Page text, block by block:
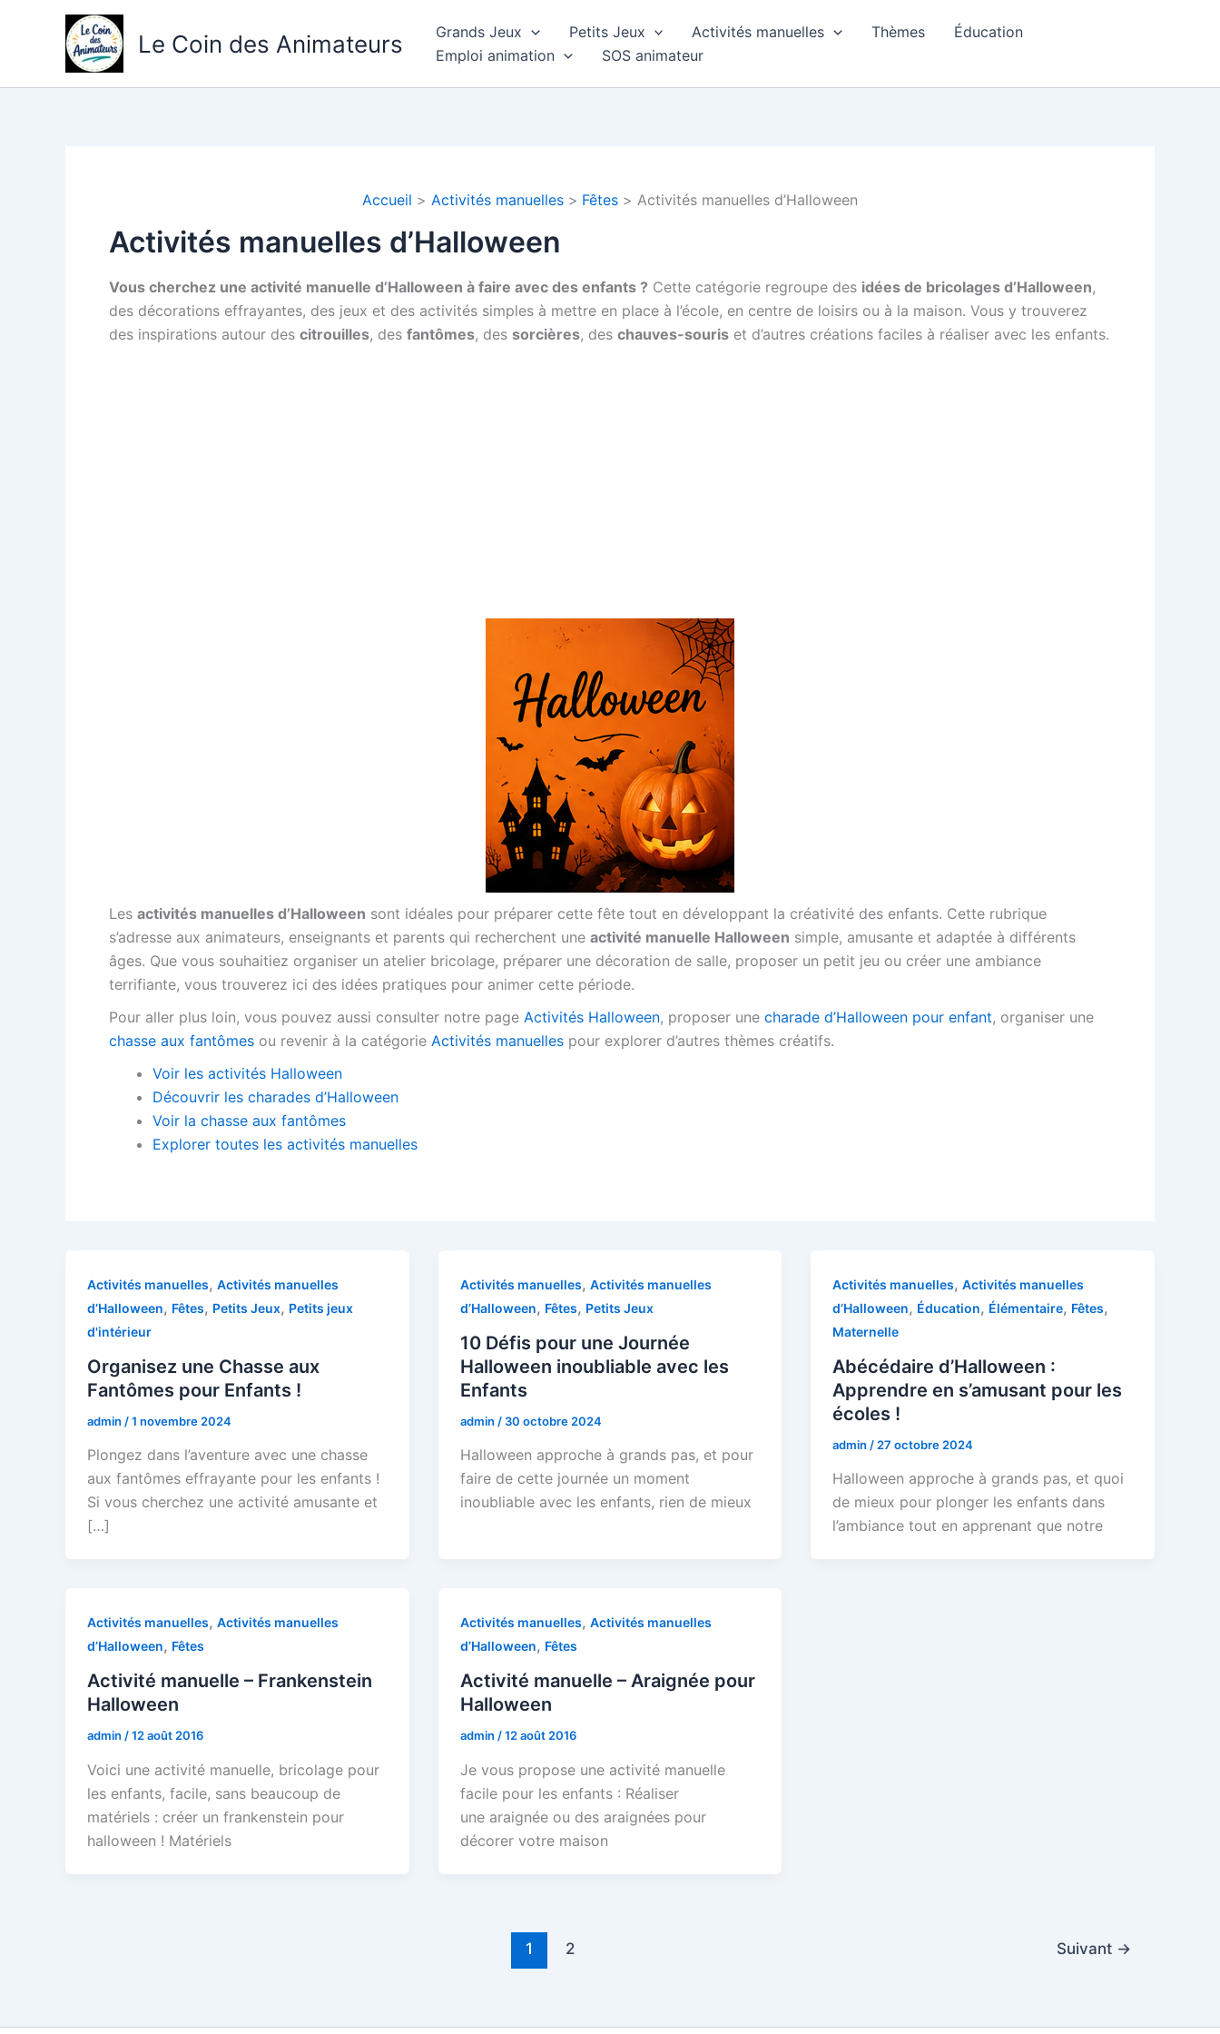
Le Coin des Animateurs Grands Jeux Petits Jeux Activités manuelles Thèmes
Éducation
Emploi animation
SOS animateur
Accueil Activités manuelles Fêtes Activités manuelles d’Halloween
Activités manuelles d’Halloween
Vous cherchez une activité manuelle d’Halloween à faire avec des enfants ? Cette catégorie regroupe des idées de bricolages d’Halloween,
des décorations effrayantes, des jeux et des activités simples à mettre en place à l’école, en centre de loisirs ou à la maison. Vous y trouverez
des inspirations autour des citrouilles, des fantômes, des sorcières, des chauves-souris et d’autres créations faciles à réaliser avec les enfants.
Les activités manuelles d’Halloween sont idéales pour préparer cette fête tout en développant la créativité des enfants. Cette rubrique
s’adresse aux animateurs, enseignants et parents qui recherchent une activité manuelle Halloween simple, amusante et adaptée à différents
âges. Que vous souhaitiez organiser un atelier bricolage, préparer une décoration de salle, proposer un petit jeu ou créer une ambiance
terrifiante, vous trouverez ici des idées pratiques pour animer cette période.
Pour aller plus loin, vous pouvez aussi consulter notre page Activités Halloween, proposer une charade d’Halloween pour enfant, organiser une
chasse aux fantômes ou revenir à la catégorie Activités manuelles pour explorer d’autres thèmes créatifs.
Voir les activités Halloween
Découvrir les charades d’Halloween
Voir la chasse aux fantômes
Explorer toutes les activités manuelles
Activités manuelles, Activités manuelles
d’Halloween, Fêtes, Petits Jeux, Petits jeux
d'intérieur
Organisez une Chasse aux
Fantômes pour Enfants !
admin /1 novembre 2024
Plongez dans l’aventure avec une chasse
aux fantômes effrayante pour les enfants !
Si vous cherchez une activité amusante et
[…]
Activités manuelles, Activités manuelles
d’Halloween, Fêtes, Petits Jeux
10 Défis pour une Journée
Halloween inoubliable avec les
Enfants
admin / 30 octobre 2024
Halloween approche à grands pas, et pour
faire de cette journée un moment
inoubliable avec les enfants, rien de mieux
Activités manuelles,Activités manuelles
d’Halloween, Éducation, Élémentaire, Fêtes,
Maternelle
Abécédaire d’Halloween :
Apprendre en s’amusant pour les
écoles !
admin / 27 octobre 2024
Halloween approche à grands pas, et quoi
de mieux pour plonger les enfants dans
l’ambiance tout en apprenant que notre
Activités manuelles, Activités manuelles
d’Halloween, Fêtes
Activité manuelle – Frankenstein
Halloween
admin /12 août 2016
Voici une activité manuelle, bricolage pour
les enfants, facile, sans beaucoup de
matériels : créer un frankenstein pour
halloween ! Matériels
Activités manuelles, Activités manuelles
d’Halloween, Fêtes
Activité manuelle – Araignée pour
Halloween
admin /12 août 2016
Je vous propose une activité manuelle
facile pour les enfants : Réaliser
une araignée ou des araignées pour
décorer votre maison
1 2 Suivant →